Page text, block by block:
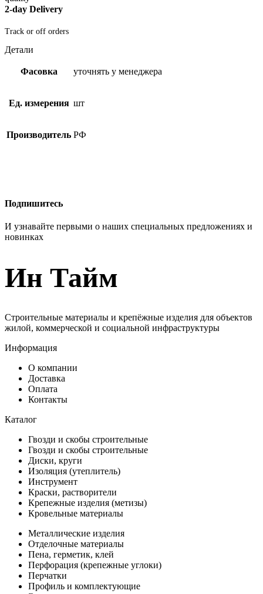
2-day Delivery
Track or off orders
Детали
Фасовка уточнять у менеджера
Ед. измерения шт
Производитель РФ
Подпишитесь
И узнавайте первыми о наших специальных предложениях и
новинках
Ин Тайм
Строительные материалы и крепёжные изделия для объектов
жилой, коммерческой и социальной инфраструктуры
Информация
О компании
Доставка
Оплата
Контакты
Каталог
Гвозди и скобы строительные
Гвозди и скобы строительные
Диски, круги
Изоляция (утеплитель)
Инструмент
Краски, растворители
Крепежные изделия (метизы)
Кровельные материалы
Металлические изделия
Отделочные материалы
Пена, герметик, клей
Перфорация (крепежные углоки)
Перчатки
Профиль и комплектующие